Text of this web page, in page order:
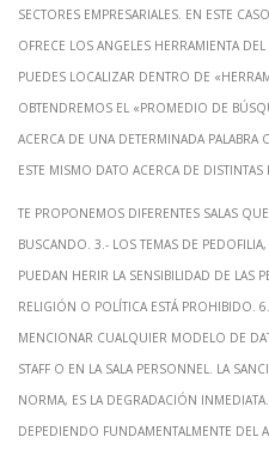
sectores empresariales. En este
ofrece los angeles herramienta
puedes localizar dentro de
Obtendremos el «promedio de
acerca de una determinada palabra
este mismo dato acerca de
Te proponemos diferentes salas
buscando. 3.- Los temas de
puedan herir la sensibilidad de las
religión o política está prohibido.
mencionar cualquier modelo de
staff o en la sala personnel. La
norma, es la degradación
depediendo fundamentalmente